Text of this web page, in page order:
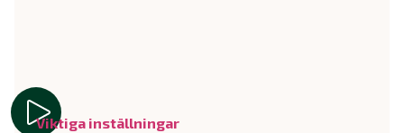
Viktiga inställningar